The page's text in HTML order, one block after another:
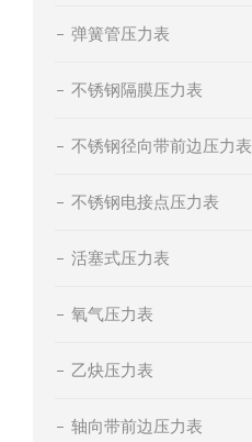
弹簧管压力表
不锈钢隔膜压力表
不锈钢径向带前边压力表
不锈钢电接点压力表
活塞式压力表
氧气压力表
乙炔压力表
轴向带前边压力表